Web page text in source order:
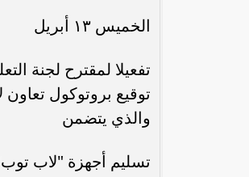
الخميس ١٣ أبريل
تفعيلا لمقترح لجنة
توقيع بروتوكول تعاون
والذي يتضمن
تسليم أجهزة "لاب